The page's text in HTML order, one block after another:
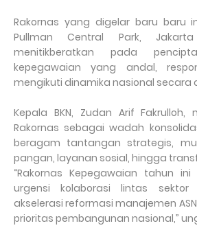
Rakornas yang digelar baru baru
Pullman Central Park,
menitikberatkan pada
kepegawaian yang andal,
mengikuti dinamika nasional secara
Kepala BKN, Zudan Arif Fakrulloh,
Rakornas sebagai wadah
beragam tantangan strategis,
pangan, layanan sosial, hingga
“Rakornas Kepegawaian tahun
urgensi kolaborasi lintas sektor
akselerasi reformasi manajemen
prioritas pembangunan nasional,”